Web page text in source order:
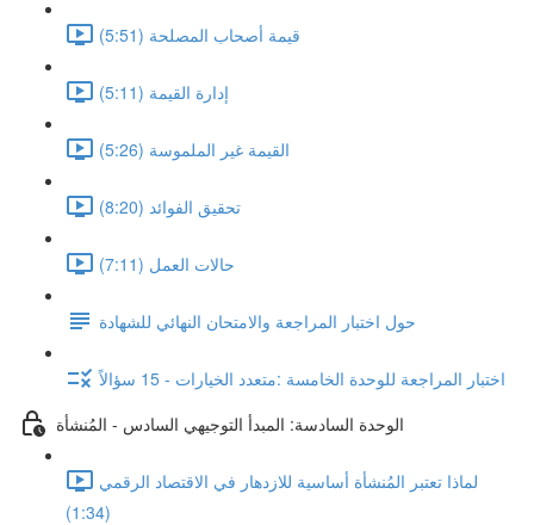
قيمة أصحاب المصلحة (5:51)
إدارة القيمة (5:11)
القيمة غير الملموسة (5:26)
تحقيق الفوائد (8:20)
حالات العمل (7:11)
حول اختبار المراجعة والامتحان النهائي للشهادة
اختبار المراجعة للوحدة الخامسة :متعدد الخيارات - 15 سؤالاً
الوحدة السادسة: المبدأ التوجيهي السادس - المُنشأة
لماذا تعتبر المُنشأة أساسية للازدهار في الاقتصاد الرقمي
(1:34)